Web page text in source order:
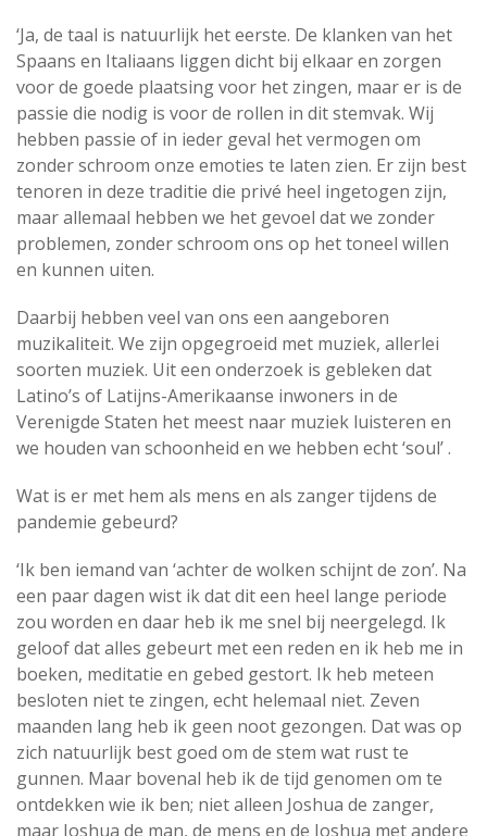
‘Ja, de taal is natuurlijk het eerste. De klanken van het
Spaans en Italiaans liggen dicht bij elkaar en zorgen
voor de goede plaatsing voor het zingen, maar er is de
passie die nodig is voor de rollen in dit stemvak. Wij
hebben passie of in ieder geval het vermogen om
zonder schroom onze emoties te laten zien. Er zijn best
tenoren in deze traditie die privé heel ingetogen zijn,
maar allemaal hebben we het gevoel dat we zonder
problemen, zonder schroom ons op het toneel willen
en kunnen uiten.
Daarbij hebben veel van ons een aangeboren
muzikaliteit. We zijn opgegroeid met muziek, allerlei
soorten muziek. Uit een onderzoek is gebleken dat
Latino’s of Latijns-Amerikaanse inwoners in de
Verenigde Staten het meest naar muziek luisteren en
we houden van schoonheid en we hebben echt ‘soul’ .
Wat is er met hem als mens en als zanger tijdens de
pandemie gebeurd?
‘Ik ben iemand van ‘achter de wolken schijnt de zon’. Na
een paar dagen wist ik dat dit een heel lange periode
zou worden en daar heb ik me snel bij neergelegd. Ik
geloof dat alles gebeurt met een reden en ik heb me in
boeken, meditatie en gebed gestort. Ik heb meteen
besloten niet te zingen, echt helemaal niet. Zeven
maanden lang heb ik geen noot gezongen. Dat was op
zich natuurlijk best goed om de stem wat rust te
gunnen. Maar bovenal heb ik de tijd genomen om te
ontdekken wie ik ben; niet alleen Joshua de zanger,
maar Joshua de man, de mens en de Joshua met andere